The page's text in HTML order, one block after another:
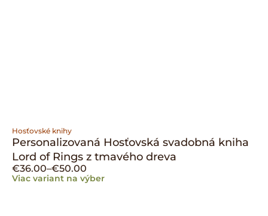
Hosťovské knihy
Personalizovaná Hosťovská svadobná kniha
Lord of Rings z tmavého dreva
€36.00–€50.00
Viac variant na výber